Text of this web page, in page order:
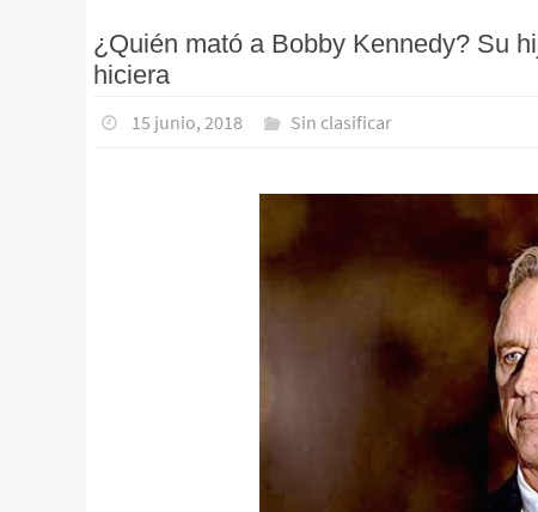
¿Quién mató a Bobby Kennedy? Su
hiciera
15 junio, 2018 Sin clasificar